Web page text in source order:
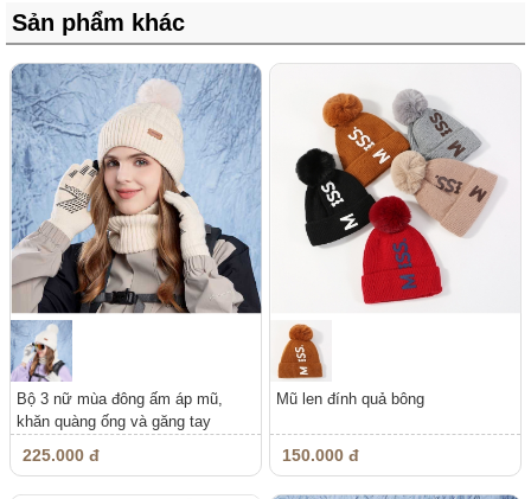
Sản phẩm khác
Bộ 3 nữ mùa đông ấm áp mũ,
khăn quàng ống và găng tay
225.000 đ
Mũ len đính quả bông
150.000 đ